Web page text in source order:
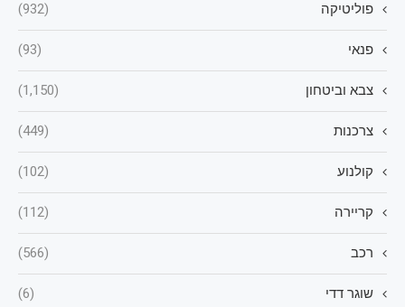
פוליטיקה (932)
פנאי (93)
צבא וביטחון (1,150)
צרכנות (449)
קולנוע (102)
קריירה (112)
רכב (566)
שוגר דדי (6)